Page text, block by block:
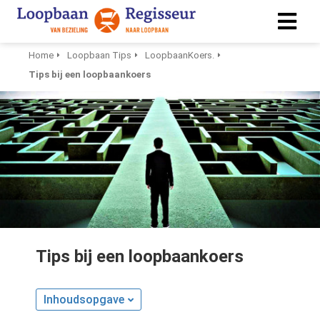
Home Loopbaan Tips
LoopbaanKoers.
Tips bij een loopbaankoers
Tips bij een loopbaankoers
Inhoudsopgave
policy
deze